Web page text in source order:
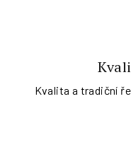
Kvalita a tradiční